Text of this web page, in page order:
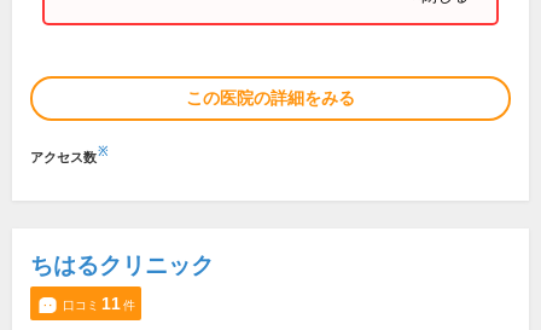
この医院の詳細をみる
アクセス数※
ちはるクリニック
口コミ 11件